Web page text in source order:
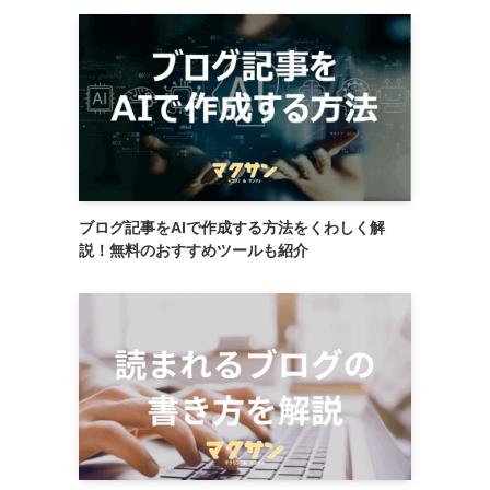
ブログ記事をAIで作成する方法をくわしく解
説！無料のおすすめツールも紹介